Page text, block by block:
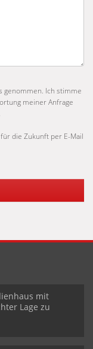
genommen. Ich stimme
meiner Anfrage
die Zukunft per E-Mail
mit
Lage zu